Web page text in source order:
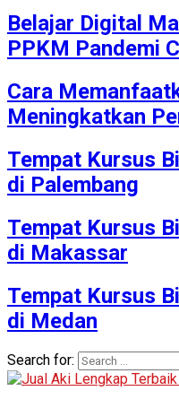
Belajar Digital
PPKM Pandemi
Cara
Meningkatkan
Tempat Kursus
di Palembang
Tempat Kursus
di Makassar
Tempat Kursus
di Medan
Search for: